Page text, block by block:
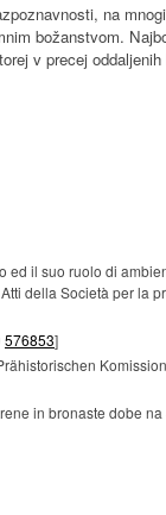
na
božanstvom.
v precej
ed il suo ruolo di
della Società per la
576853]
in bronaste dobe